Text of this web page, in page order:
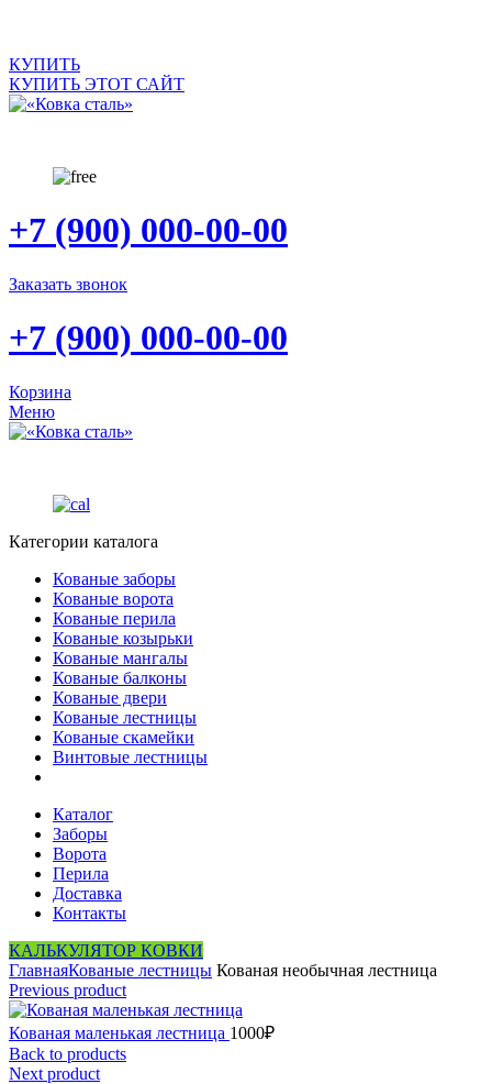
КУПИТЬ
КУПИТЬ ЭТОТ САЙТ
+7 (900) 000-00-00
Заказать звонок
+7 (900) 000-00-00
Корзина
Меню
Категории каталога
Кованые заборы
Кованые ворота
Кованые перила
Кованые козырьки
Кованые мангалы
Кованые балконы
Кованые двери
Кованые лестницы
Кованые скамейки
Винтовые лестницы
Каталог
Заборы
Ворота
Перила
Доставка
Контакты
КАЛЬКУЛЯТОР КОВКИ
ГлавнаяКованые лестницы Кованая необычная лестница
Previous product
Кованая маленькая лестница 1000₽
Back to products
Next product